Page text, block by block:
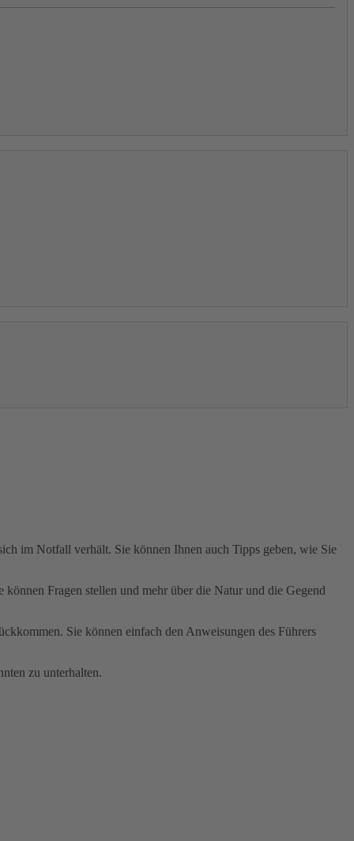
im Notfall verhält. Sie können Ihnen auch Tipps geben, wie Sie
Fragen stellen und mehr über die Natur und die Gegend
Sie können einfach den Anweisungen des Führers
zu unterhalten.